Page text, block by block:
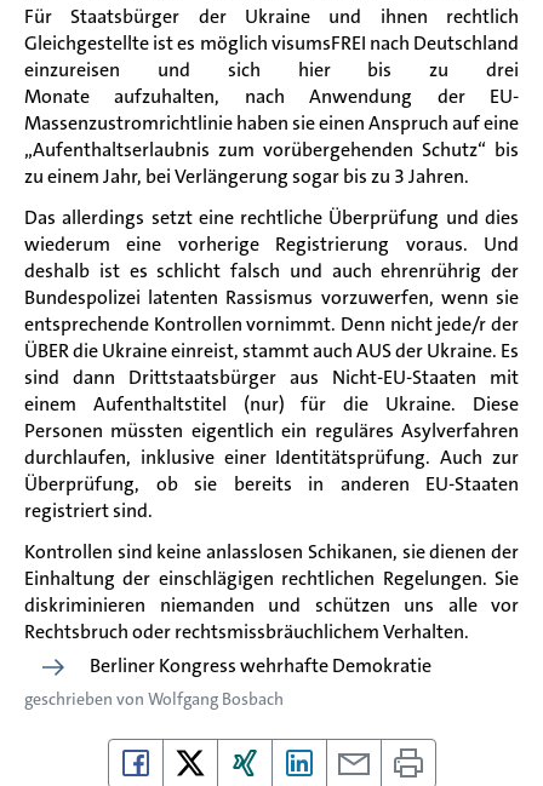
Für Staatsbürger der Ukraine und ihnen rechtlich
Gleichgestellte ist es möglich visumsFREI nach Deutschland
einzureisen und sich hier bis zu drei
Monate aufzuhalten, nach Anwendung der EU-
Massenzustromrichtlinie haben sie einen Anspruch auf eine
„Aufenthaltserlaubnis zum vorübergehenden Schutz“ bis
zu einem Jahr, bei Verlängerung sogar bis zu 3 Jahren.
Das allerdings setzt eine rechtliche Überprüfung und dies
wiederum eine vorherige Registrierung voraus. Und
deshalb ist es schlicht falsch und auch ehrenrührig der
Bundespolizei latenten Rassismus vorzuwerfen, wenn sie
entsprechende Kontrollen vornimmt. Denn nicht jede/r der
ÜBER die Ukraine einreist, stammt auch AUS der Ukraine. Es
sind dann Drittstaatsbürger aus Nicht-EU-Staaten mit
einem Aufenthaltstitel (nur) für die Ukraine. Diese
Personen müssten eigentlich ein reguläres Asylverfahren
durchlaufen, inklusive einer Identitätsprüfung. Auch zur
Überprüfung, ob sie bereits in anderen EU-Staaten
registriert sind.
Kontrollen sind keine anlasslosen Schikanen, sie dienen der
Einhaltung der einschlägigen rechtlichen Regelungen. Sie
diskriminieren niemanden und schützen uns alle vor
Rechtsbruch oder rechtsmissbräuchlichem Verhalten.
Berliner Kongress wehrhafte Demokratie
geschrieben von Wolfgang Bosbach